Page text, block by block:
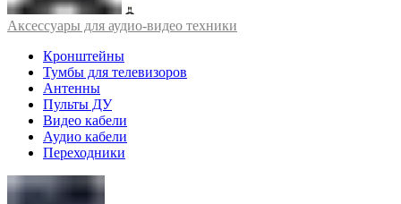
Аксессуары для аудио-видео техники
Кронштейны
Тумбы для телевизоров
Антенны
Пульты ДУ
Видео кабели
Аудио кабели
Переходники